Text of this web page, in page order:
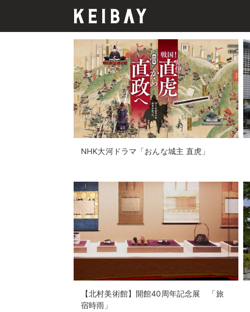
NHK大河ドラマ「おんな城主 直虎」
【北村美術館】開館40周年記念展 「旅
宿時雨」